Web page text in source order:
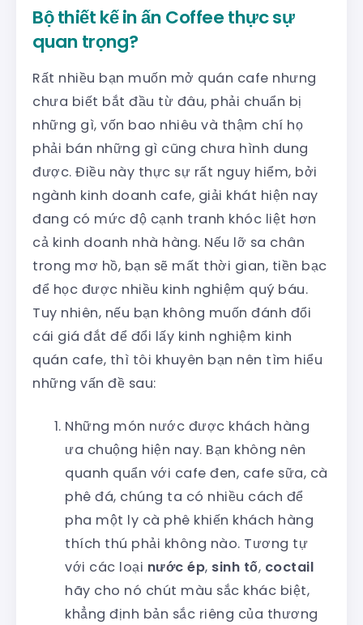
Bộ thiết kế in ấn Coffee thực sự
quan trọng?
Rất nhiều bạn muốn mở quán cafe nhưng
chưa biết bắt đầu từ đâu, phải chuẩn bị
những gì, vốn bao nhiêu và thậm chí họ
phải bán những gì cũng chưa hình dung
được. Điều này thực sự rất nguy hiểm, bởi
ngành kinh doanh cafe, giải khát hiện nay
đang có mức độ cạnh tranh khóc liệt hơn
cả kinh doanh nhà hàng. Nếu lỡ sa chân
trong mơ hồ, bạn sẽ mất thời gian, tiền bạc
để học được nhiều kinh nghiệm quý báu.
Tuy nhiên, nếu bạn không muốn đánh đổi
cái giá đắt để đổi lấy kinh nghiệm kinh
quán cafe, thì tôi khuyên bạn nên tìm hiểu
những vấn đề sau:
Những món nước được khách hàng
ưa chuộng hiện nay. Bạn không nên
quanh quẩn với cafe đen, cafe sữa, cà
phê đá, chúng ta có nhiều cách để
pha một ly cà phê khiến khách hàng
thích thú phải không nào. Tương tự
với các loại nước ép, sinh tố, coctail
hãy cho nó chút màu sắc khác biệt,
khẳng định bản sắc riêng của thương